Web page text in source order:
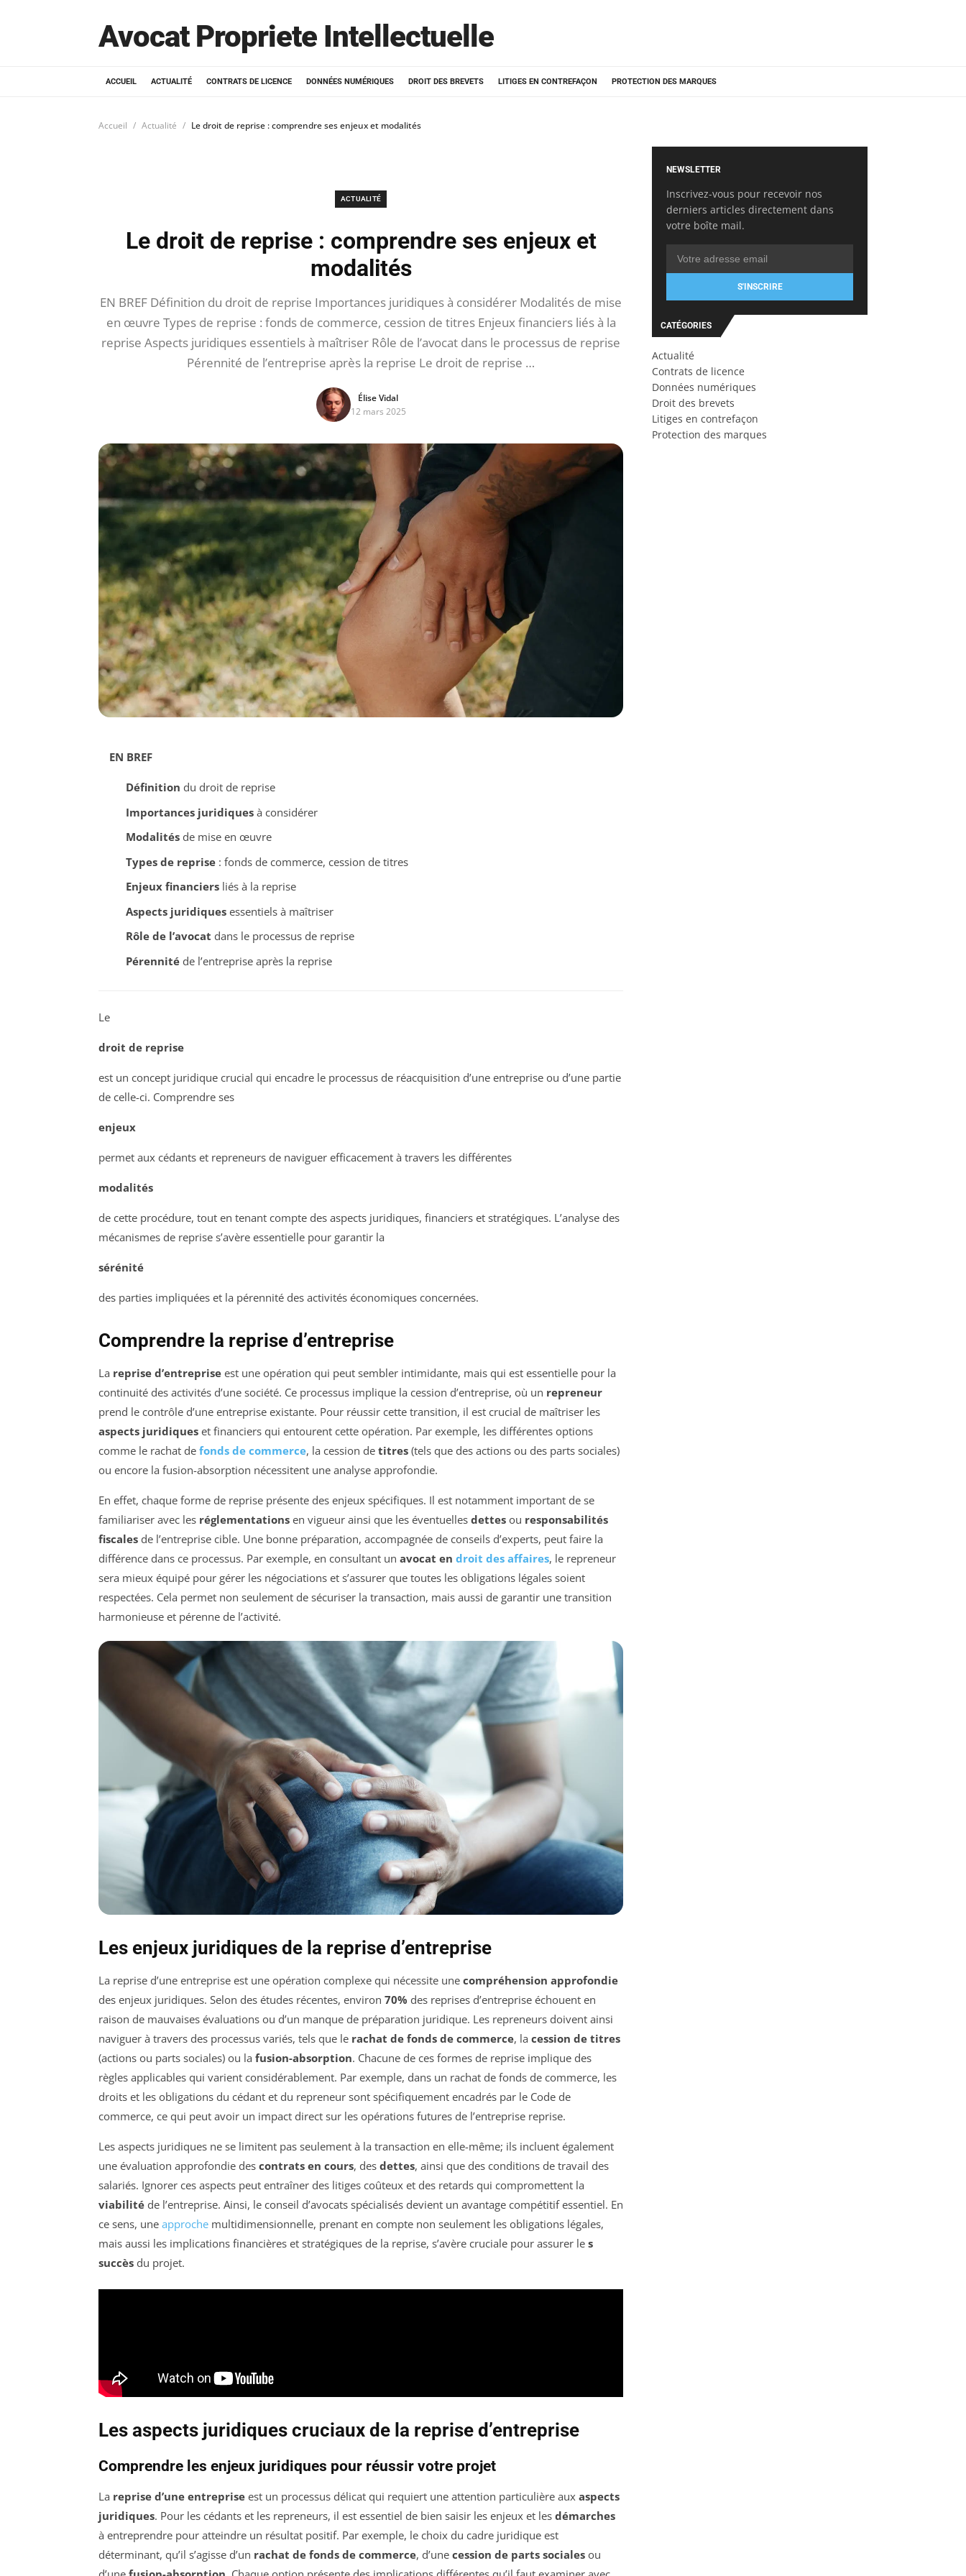
Avocat Propriete Intellectuelle
ACCUEIL ACTUALITÉ CONTRATS DE LICENCE DONNÉES NUMÉRIQUES DROIT DES BREVETS LITIGES EN CONTREFAÇON PROTECTION DES MARQUES
Accueil Actualité Le droit de reprise : comprendre ses enjeux et modalités
ACTUALITÉ
Le droit de reprise : comprendre ses enjeux et
modalités
EN BREF Définition du droit de reprise Importances juridiques à considérer Modalités de mise
en œuvre Types de reprise : fonds de commerce, cession de titres Enjeux financiers liés à la
reprise Aspects juridiques essentiels à maîtriser Rôle de l’avocat dans le processus de reprise
Pérennité de l’entreprise après la reprise Le droit de reprise …
Élise Vidal
12 mars 2025
EN BREF
Définition du droit de reprise
Importances juridiquesà considérer
Modalitésde mise en œuvre
Types de reprise: fonds de commerce, cession de titres
Enjeux financiersliés à la reprise
Aspects juridiquesessentiels à maîtriser
Rôle de l’avocat dans le processus de reprise
Pérennitéde l’entreprise après la reprise
Le
droit de reprise
est un concept juridique crucial qui encadre le processus de réacquisition d’une entreprise ou d’une partie
de celle-ci. Comprendre ses
enjeux
permet aux cédants et repreneurs de naviguer efficacement à travers les différentes
modalités
de cette procédure, tout en tenant compte des aspects juridiques, financiers et stratégiques. L’analyse des
mécanismes de reprise s’avère essentielle pour garantir la
sérénité
des parties impliquées et la pérennité des activités économiques concernées.
Comprendre la reprise d’entreprise
La reprise d’entreprise est une opération qui peut sembler intimidante, mais qui est essentielle pour la
continuité des activités d’une société. Ce processus implique la cession d’entreprise, où un repreneur
prend le contrôle d’une entreprise existante. Pour réussir cette transition, il est crucial de maîtriser les
aspects juridiques et financiers qui entourent cette opération. Par exemple, les différentes options
comme le rachat de fonds de commerce, la cession de titres (tels que des actions ou des parts sociales)
ou encore la fusion-absorption nécessitent une analyse approfondie.
En effet, chaque forme de reprise présente des enjeux spécifiques. Il est notamment important de se
familiariser avec les réglementations en vigueur ainsi que les éventuelles dettes ou responsabilités
fiscales de l’entreprise cible. Une bonne préparation, accompagnée de conseils d’experts, peut faire la
différence dans ce processus. Par exemple, en consultant un avocat en droit des affaires, le repreneur
sera mieux équipé pour gérer les négociations et s’assurer que toutes les obligations légales soient
respectées. Cela permet non seulement de sécuriser la transaction, mais aussi de garantir une transition
harmonieuse et pérenne de l’activité.
Les enjeux juridiques de la reprise d’entreprise
La reprise d’une entreprise est une opération complexe qui nécessite une compréhension approfondie
des enjeux juridiques. Selon des études récentes, environ 70% des reprises d’entreprise échouent en
raison de mauvaises évaluations ou d’un manque de préparation juridique. Les repreneurs doivent ainsi
naviguer à travers des processus variés, tels que le rachat de fonds de commerce, la cession de titres
(actions ou parts sociales) ou la fusion-absorption. Chacune de ces formes de reprise implique des
règles applicables qui varient considérablement. Par exemple, dans un rachat de fonds de commerce, les
droits et les obligations du cédant et du repreneur sont spécifiquement encadrés par le Code de
commerce, ce qui peut avoir un impact direct sur les opérations futures de l’entreprise reprise.
Les aspects juridiques ne se limitent pas seulement à la transaction en elle-même; ils incluent également
une évaluation approfondie des contrats en cours, des dettes, ainsi que des conditions de travail des
salariés. Ignorer ces aspects peut entraîner des litiges coûteux et des retards qui compromettent la
viabilité de l’entreprise. Ainsi, le conseil d’avocats spécialisés devient un avantage compétitif essentiel. En
ce sens, une approche multidimensionnelle, prenant en compte non seulement les obligations légales,
mais aussi les implications financières et stratégiques de la reprise, s’avère cruciale pour assurer le s
succès du projet.
Les aspects juridiques cruciaux de la reprise d’entreprise
Comprendre les enjeux juridiques pour réussir votre projet
La reprise d’une entreprise est un processus délicat qui requiert une attention particulière aux aspects
juridiques. Pour les cédants et les repreneurs, il est essentiel de bien saisir les enjeux et les démarches
à entreprendre pour atteindre un résultat positif. Par exemple, le choix du cadre juridique est
déterminant, qu’il s’agisse d’un rachat de fonds de commerce, d’une cession de parts sociales ou
NEWSLETTER
Inscrivez-vous pour recevoir nos
derniers articles directement dans
votre boîte mail.
S'INSCRIRE
CATÉGORIES
Actualité
Contrats de licence
Données numériques
Droit des brevets
Litiges en contrefaçon
Protection des marques